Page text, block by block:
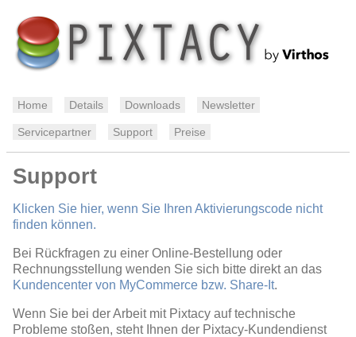
Home Details Downloads Newsletter
Servicepartner Support Preise
Support
Klicken Sie hier, wenn Sie Ihren Aktivierungscode nicht
finden können.
Bei Rückfragen zu einer Online-Bestellung oder
Rechnungsstellung wenden Sie sich bitte direkt an das
Kundencenter von MyCommerce bzw. Share-It.
Wenn Sie bei der Arbeit mit Pixtacy auf technische
Probleme stoßen, steht Ihnen der Pixtacy-Kundendienst